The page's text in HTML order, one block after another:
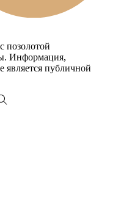
позолотой
Информация,
является публичной